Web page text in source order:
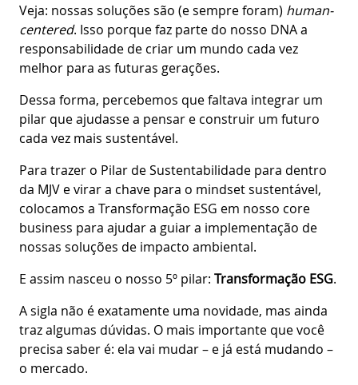
Veja: nossas soluções são (e sempre foram) human-
centered. Isso porque faz parte do nosso DNA a
responsabilidade de criar um mundo cada vez
melhor para as futuras gerações.
Dessa forma, percebemos que faltava integrar um
pilar que ajudasse a pensar e construir um futuro
cada vez mais sustentável.
Para trazer o Pilar de Sustentabilidade para dentro
da MJV e virar a chave para o mindset sustentável,
colocamos a Transformação ESG em nosso core
business para ajudar a guiar a implementação de
nossas soluções de impacto ambiental.
E assim nasceu o nosso 5º pilar: Transformação ESG.
A sigla não é exatamente uma novidade, mas ainda
traz algumas dúvidas. O mais importante que você
precisa saber é: ela vai mudar – e já está mudando –
o mercado.